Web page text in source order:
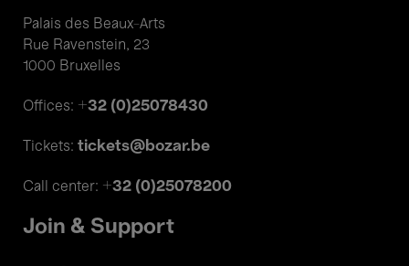
Palais des Beaux-Arts
Rue Ravenstein, 23
1000 Bruxelles
Offices: +32 (0)25078430
Tickets: tickets@bozar.be
Call center: +32 (0)25078200
Join & Support